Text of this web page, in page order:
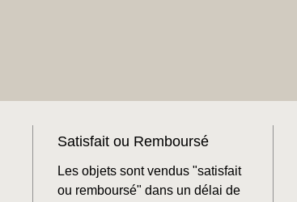
Satisfait ou Remboursé
Les objets sont vendus "satisfait
ou remboursé" dans un délai de